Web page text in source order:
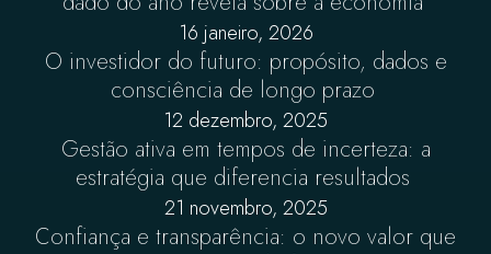
16 janeiro, 2026
O investidor do futuro: propósito, dados e
consciência de longo prazo
12 dezembro, 2025
Gestão ativa em tempos de incerteza: a
estratégia que diferencia resultados
21 novembro, 2025
Confiança e transparência: o novo valor que